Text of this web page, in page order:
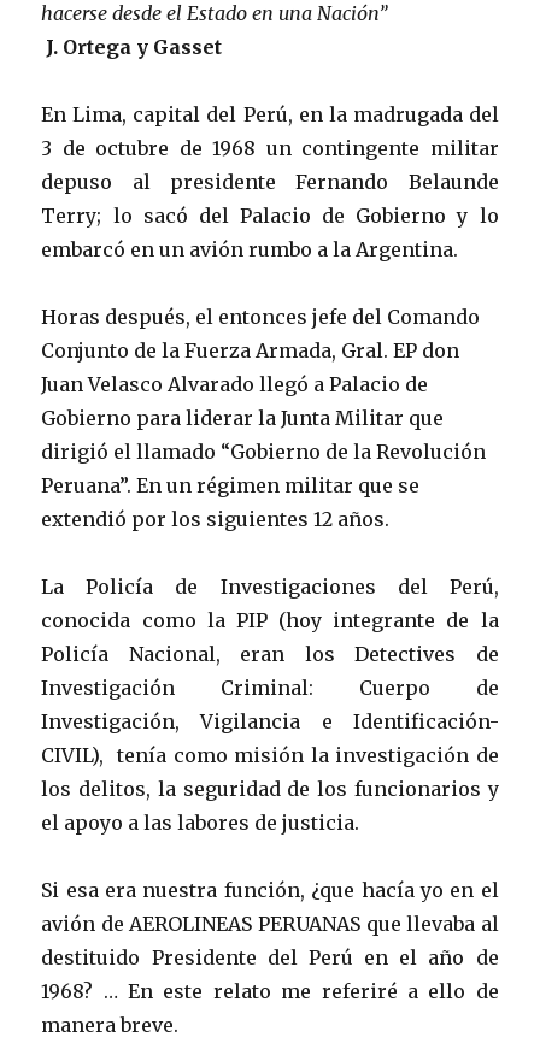
hacerse desde el Estado en una Nación”
J. Ortega y Gasset
En Lima, capital del Perú, en la madrugada del
3 de octubre de 1968 un contingente militar
depuso al presidente Fernando Belaunde
Terry; lo sacó del Palacio de Gobierno y lo
embarcó en un avión rumbo a la Argentina.
Horas después, el entonces jefe del Comando
Conjunto de la Fuerza Armada, Gral. EP don
Juan Velasco Alvarado llegó a Palacio de
Gobierno para liderar la Junta Militar que
dirigió el llamado “Gobierno de la Revolución
Peruana”. En un régimen militar que se
extendió por los siguientes 12 años.
La Policía de Investigaciones del Perú,
conocida como la PIP (hoy integrante de la
Policía Nacional, eran los Detectives de
Investigación Criminal: Cuerpo de
Investigación, Vigilancia e Identificación-
CIVIL), tenía como misión la investigación de
los delitos, la seguridad de los funcionarios y
el apoyo a las labores de justicia.
Si esa era nuestra función, ¿que hacía yo en el
avión de AEROLINEAS PERUANAS que llevaba al
destituido Presidente del Perú en el año de
1968? … En este relato me referiré a ello de
manera breve.